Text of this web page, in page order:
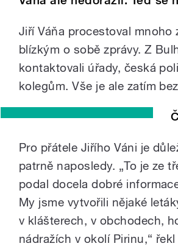
Jiří Váňa procestoval mnoho
blízkým o sobě zprávy. Z
kontaktovali úřady, česká
kolegům. Vše je ale zatím
Pro přátele Jiřího Váni je
patrně naposledy. „To je ze
podal docela dobré
My jsme vytvořili nějaké
v klášterech, v obchodech,
nádražích v okolí Pirinu,“